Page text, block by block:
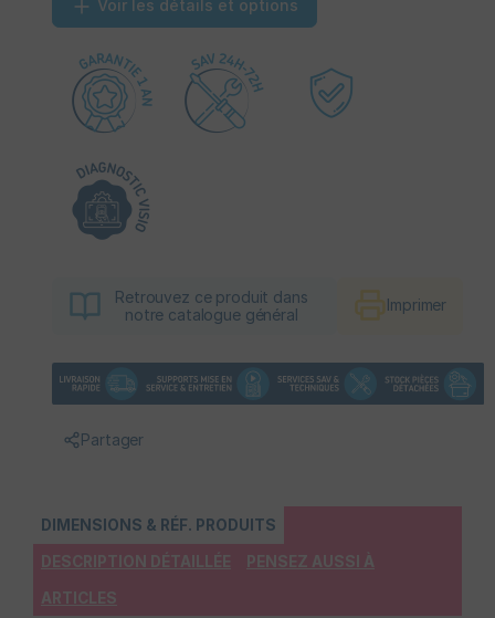
Voir les détails et options
Retrouvez ce produit dans
notre catalogue général
Imprimer
Partager
DIMENSIONS & RÉF. PRODUITS
DESCRIPTION DÉTAILLÉE PENSEZ AUSSI À
ARTICLES